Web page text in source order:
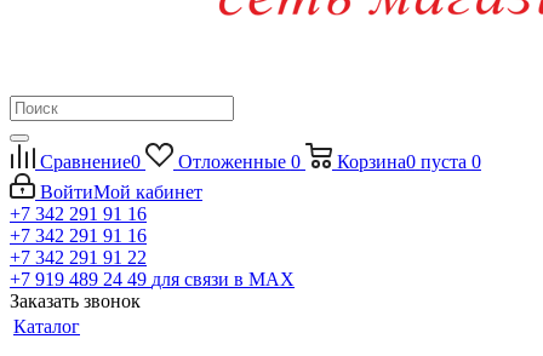
Сравнение0 Отложенные 0 Корзина0 пуста 0
ВойтиМой кабинет
+7 342 291 91 16
+7 342 291 91 16
+7 342 291 91 22
+7 919 489 24 49 для связи в МАХ
Заказать звонок
Каталог